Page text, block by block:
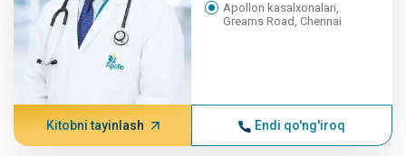
Apollon kasalxonalari,
Greams Road, Chennai
Kitobni tayinlash Endi qo'ng'iroq